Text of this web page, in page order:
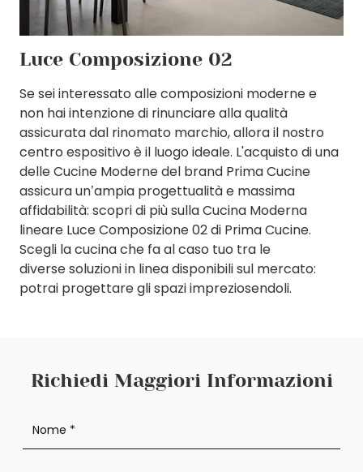
Luce Composizione 02
Se sei interessato alle composizioni moderne e
non hai intenzione di rinunciare alla qualità
assicurata dal rinomato marchio, allora il nostro
centro espositivo è il luogo ideale. L'acquisto di una
delle Cucine Moderne del brand Prima Cucine
assicura un’ampia progettualità e massima
affidabilità: scopri di più sulla Cucina Moderna
lineare Luce Composizione 02 di Prima Cucine.
Scegli la cucina che fa al caso tuo tra le
diverse soluzioni in linea disponibili sul mercato:
potrai progettare gli spazi impreziosendoli.
Richiedi Maggiori Informazioni